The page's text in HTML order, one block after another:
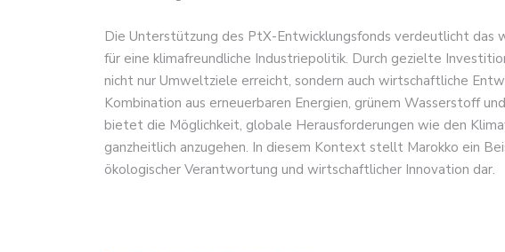
Die Unterstützung des PtX-Entwicklungsfonds verdeutlicht das
für eine klimafreundliche Industriepolitik. Durch gezielte
nicht nur Umweltziele erreicht, sondern auch wirtschaftliche
Kombination aus erneuerbaren Energien, grünem Wasserstoff
bietet die Möglichkeit, globale Herausforderungen wie den
ganzheitlich anzugehen. In diesem Kontext stellt Marokko ein
ökologischer Verantwortung und wirtschaftlicher Innovation dar.